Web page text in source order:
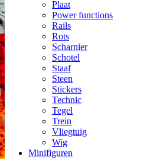
Plaat
Power functions
Rails
Rots
Scharnier
Schotel
Staaf
Steen
Stickers
Technic
Tegel
Trein
Vliegtuig
Wig
Minifiguren